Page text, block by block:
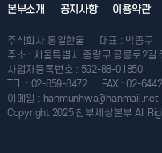
본부소개 공지사항 이용약관
주식회사 통일한울
대표 : 박종구
주소 : 서울특별시 중량구 공릉로2길
사업자등록번호 : 592-88-01850
TEL : 02-859-8472
FAX : 02-
이메일 : hanmunhwa@hanmail.net
Copyright 2025 천부세상본부 All